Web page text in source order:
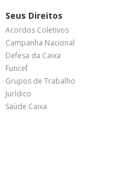
Seus Direitos
Acordos Coletivos
Campanha Nacional
Defesa da Caixa
Funcef
Grupos de Trabalho
Jurídico
Saúde Caixa